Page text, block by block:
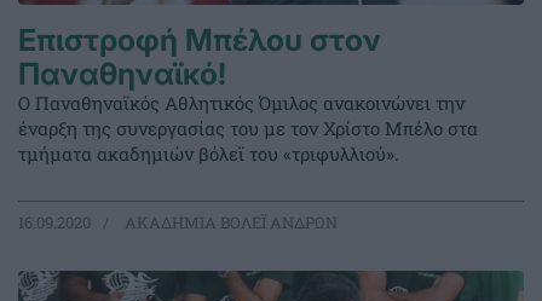
Επιστροφή Μπέλου στον
Παναθηναϊκό!
Ο Παναθηναϊκός Αθλητικός Όμιλος ανακοινώνει την
έναρξη της συνεργασίας του με τον Χρίστο Μπέλο στα
τμήματα ακαδημιών βόλεϊ του «τριφυλλιού».
16.09.2020 ΑΚΑΔΗΜΙΑ ΒΟΛΕΪ ΑΝΔΡΩΝ